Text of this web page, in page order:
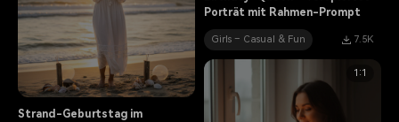
Porträt mit Rahmen-Prompt
Girls – Casual & Fun 7.5K
Strand-Geburtstag im
1:1